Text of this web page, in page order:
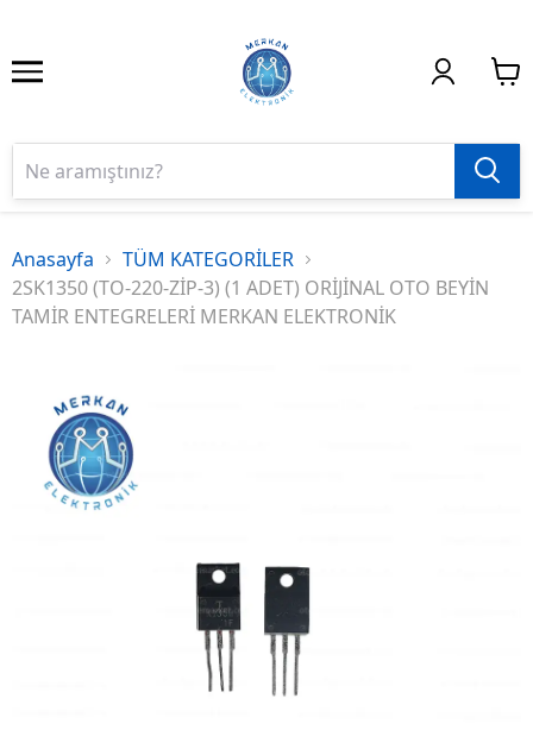
Anasayfa
TÜM KATEGORİLER
2SK1350 (TO-220-ZİP-3) (1 ADET) ORİJİNAL OTO BEYİN
TAMİR ENTEGRELERİ MERKAN ELEKTRONİK